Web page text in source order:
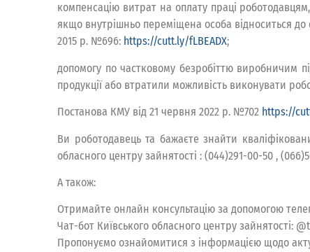
компенсацію витрат на оплату праці
якщо внутрішньо переміщена особа відноситься
2015 р. №696: https://cutt.ly/fLBEADX;
допомогу по частковому безробіттю виробничим
продукції або втратили можливість виконувати
Постанова КМУ від 21 червня 2022 р. №702 https://
Ви роботодавець та бажаєте знайти
обласного центру зайнятості : (044)291-00-50 ,
А також:
Отримайте онлайн консультацію за допомогою
Чат-бот Київського обласного центру зайнятості:
Пропонуємо ознайомитися з інформацією щодо